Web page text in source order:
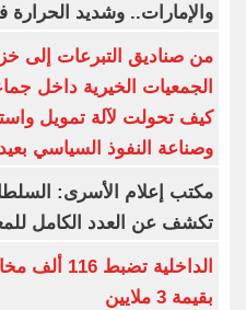
والإمارات.. وشديد الحرارة
من صناديق التبرعات إلى
الجمعيات الخيرية داخل
كيف تحولت لآلة تمويل
وصناعة النفوذ السياسي
مكتب إعلام الأسرى:
تكشف عن العدد الكامل
الداخلية
بقيمة 3 ملايين